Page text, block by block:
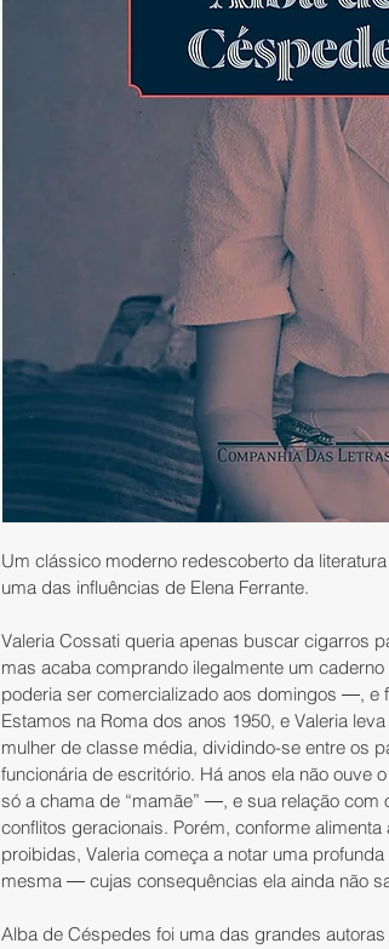
Um clássico moderno redescoberto da
uma das influências de Elena Ferrante.
Valeria Cossati queria apenas buscar cigarros
mas acaba comprando ilegalmente um
poderia ser comercializado aos domingos ―, e
Estamos na Roma dos anos 1950, e Valeria
mulher de classe média, dividindo-se entre os
funcionária de escritório. Há anos ela não ouve
só a chama de “mamãe” ―, e sua relação com
conflitos geracionais. Porém, conforme
proibidas, Valeria começa a notar uma
mesma ― cujas consequências ela ainda não
Alba de Céspedes foi uma das grandes